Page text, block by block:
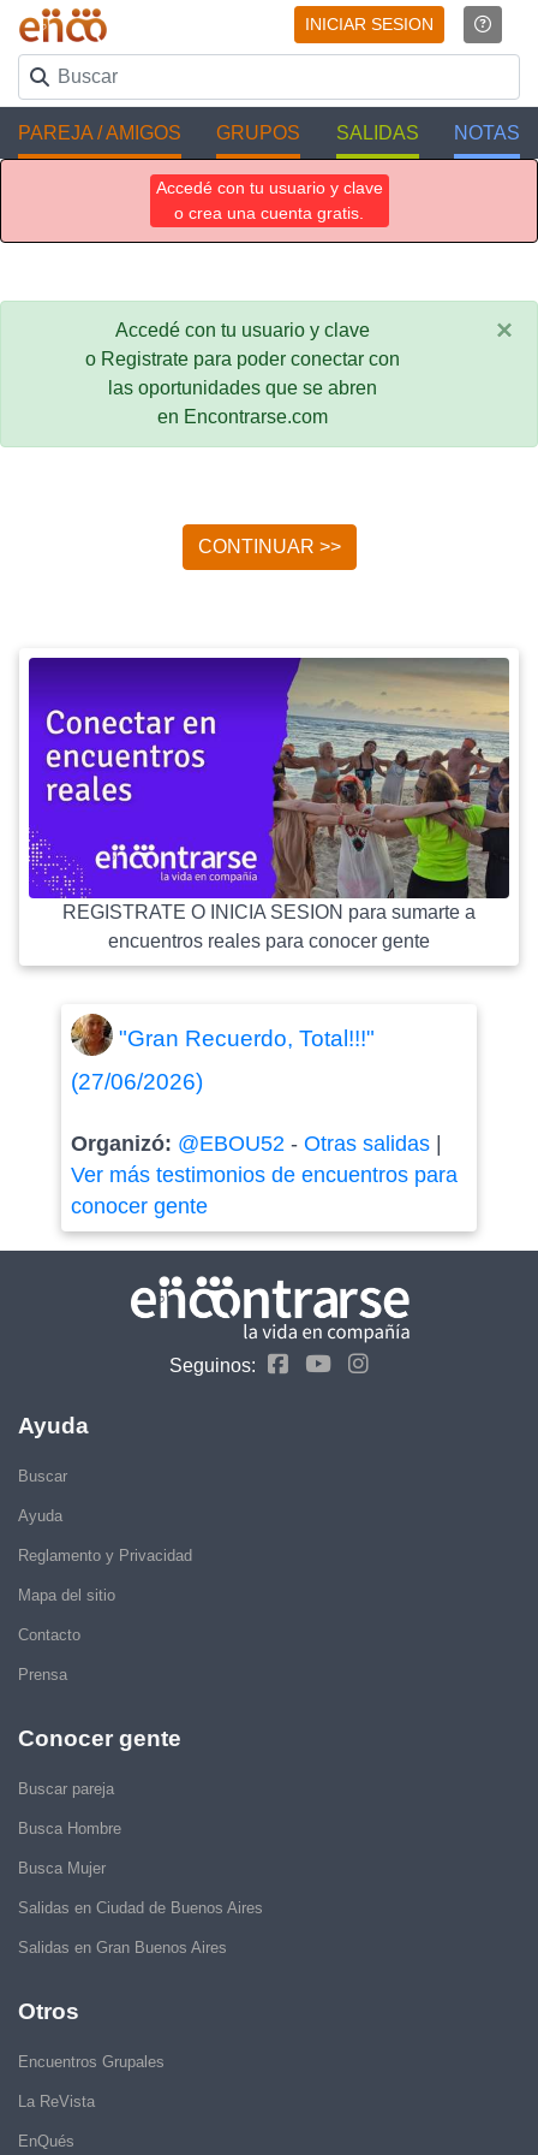
INICIAR SESION
PAREJA / AMIGOS GRUPOS SALIDAS NOTAS
Accedé con tu usuario y clave
o crea una cuenta gratis.
Accedé con tu usuario y clave
o Registrate para poder conectar con
las oportunidades que se abren
en Encontrarse.com
×
CONTINUAR >>
REGISTRATE O INICIA SESION para sumarte a
encuentros reales para conocer gente
"Gran Recuerdo, Total!!!"
(27/06/2026)
Organizó: @EBOU52- Otras salidas|
Ver más testimonios de encuentros para
conocer gente
Seguinos:
Ayuda
Buscar
Ayuda
Reglamento y Privacidad
Mapa del sitio
Contacto
Prensa
Conocer gente
Buscar pareja
Busca Hombre
Busca Mujer
Salidas en Ciudad de Buenos Aires
Salidas en Gran Buenos Aires
Otros
Encuentros Grupales
La ReVista
EnQués